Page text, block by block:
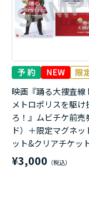
映画『踊る大捜査線
メトロポリスを駆け
ろ！』ムビチケ前売
ド）＋限定マグネッ
ット&クリアチケッ
¥3,000